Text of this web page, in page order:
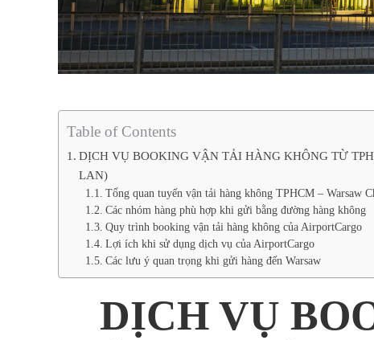
Table of Contents
DỊCH VỤ BOOKING VẬN TẢI HÀNG KHÔNG TỪ
LAN)
Tổng quan tuyến vận tải hàng không TPHCM – Warsaw
Các nhóm hàng phù hợp khi gửi bằng đường hàng không
Quy trình booking vận tải hàng không của AirportCargo
Lợi ích khi sử dụng dịch vụ của AirportCargo
Các lưu ý quan trọng khi gửi hàng đến Warsaw
DỊCH VỤ